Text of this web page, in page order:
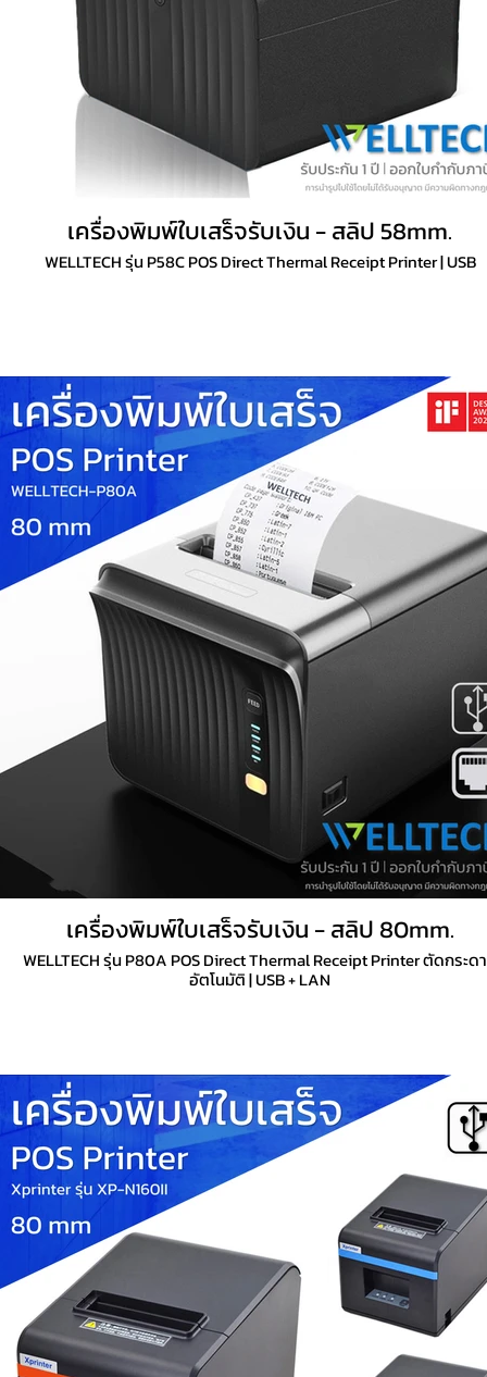
เครื่องพิมพ์ใบเสร็จรับเงิน - สลิป 58mm.
WELLTECH รุ่น P58C POS Direct Thermal Receipt Printer | USB
เครื่องพิมพ์ใบเสร็จรับเงิน - สลิป 80mm.
WELLTECH รุ่น P80A POS Direct Thermal Receipt Printer ตัดกระด
อัตโนมัติ | USB + LAN